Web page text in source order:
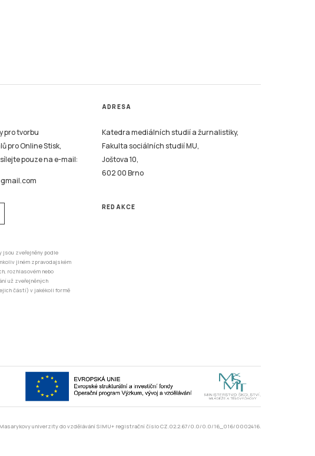
pro tvorbu
pro Online Stisk,
pouze na e-mail:
zveřejněny podle
jiném zpravodajském
rozhlasovém nebo
už zveřejněných
částí) v jakékoli formě
ADRESA
Katedra mediálních studií a žurnalistiky,
Fakulta sociálních studií MU,
Joštova 10,
602 00 Brno
REDAKCE
univerzity do vzdělávání SIMU+ registrační číslo CZ.02.2.67/0.0/0.0/16_016/0002416.